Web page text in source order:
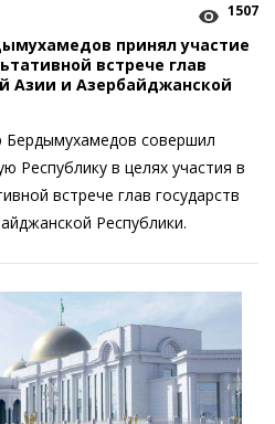
1507
принял участие
встрече глав
Азии и Азербайджанской
Бердымухамедов совершил
Республику в целях участия в
встрече глав государств
Республики.